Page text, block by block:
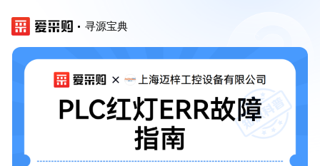
寻源宝典